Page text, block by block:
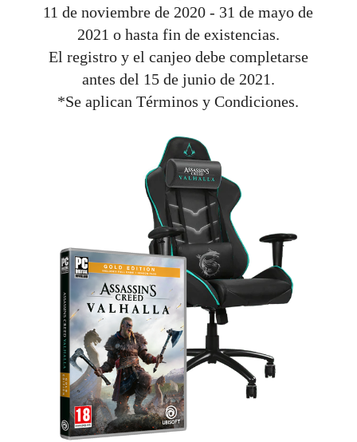
11 de noviembre de 2020 - 31 de mayo de
2021 o hasta fin de existencias.
El registro y el canjeo debe completarse
antes del 15 de junio de 2021.
*Se aplican Términos y Condiciones.